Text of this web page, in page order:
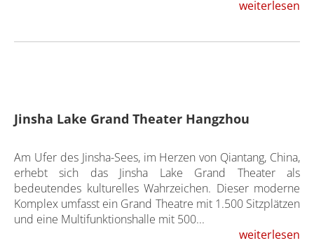
weiterlesen
Jinsha Lake Grand Theater Hangzhou
Am Ufer des Jinsha-Sees, im Herzen von Qiantang, China,
erhebt sich das Jinsha Lake Grand Theater als
bedeutendes kulturelles Wahrzeichen. Dieser moderne
Komplex umfasst ein Grand Theatre mit 1.500 Sitzplätzen
und eine Multifunktionshalle mit 500...
weiterlesen